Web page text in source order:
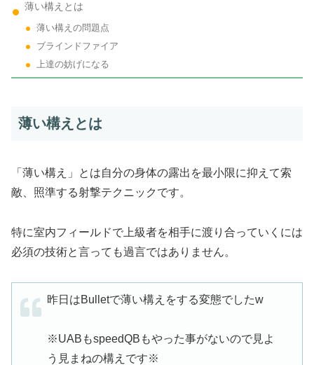
薄い構えとは
薄い構えの問題点
ブラインドファイア
上達の妨げになる
薄い構えとは
「薄い構え」とは自分の身体の露出を最小限に抑えて索
敵、照準する射撃テクニックです。
特に室内フィールドで上級者を相手に渡り合っていくには
必須の技術と言っても過言ではありません。
昨日はBulletで薄い構えをする変態でしたw
※UABもspeedQBもやった事がないので見よ
う見まねの構えです※